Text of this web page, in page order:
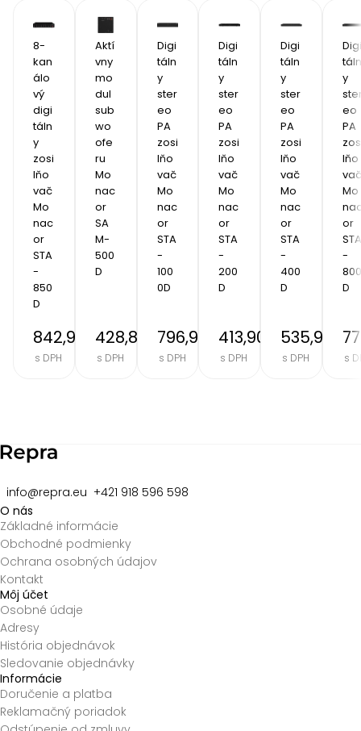
8-
kan
álo
vý
digi
táln
y
zosi
lňo
vač
Mo
nac
or
STA
-
850
D
842,90 €
s DPH
Aktí
vny
mo
dul
sub
wo
ofe
ru
Mo
nac
or
SA
M-
500
D
428,89 €
s DPH
Digi
táln
y
ster
eo
PA
zosi
lňo
vač
Mo
nac
or
STA
-
100
0D
796,90 €
s DPH
Digi
táln
y
ster
eo
PA
zosi
lňo
vač
Mo
nac
or
STA
-
200
D
413,90 €
s DPH
Digi
táln
y
ster
eo
PA
zosi
lňo
vač
Mo
nac
or
STA
-
400
D
535,90 €
s DPH
Digi
táln
y
eo
PA
lňo
vač
Mo
or
STA
-
800
D
s
info@repra.eu +421 918 596 598
O nás
Základné informácie
Obchodné podmienky
Ochrana osobných údajov
Kontakt
Môj účet
Osobné údaje
Adresy
História objednávok
Sledovanie objednávky
Informácie
Doručenie a platba
Reklamačný poriadok